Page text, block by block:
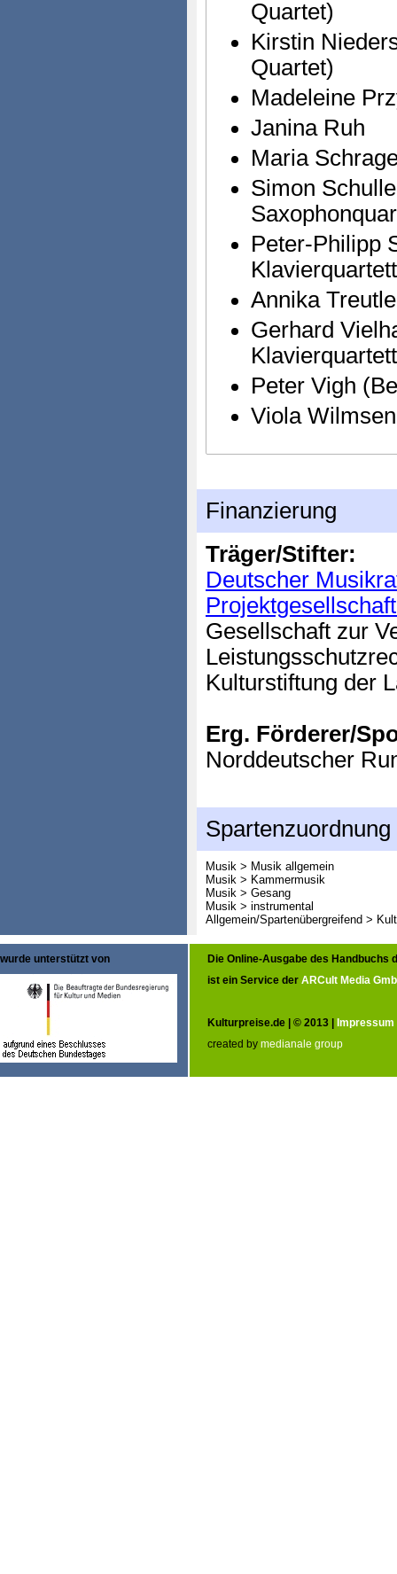
Quartet)
Kirstin
Quartet)
Madeleine
Janina Ruh
Maria
Simon
Peter-Philipp
Annika
Gerhard
Peter Vigh
Viola Wilmsen
Finanzierung
Träger/Stifter:
Deutscher
Gesellschaft zur
Kulturstiftung der
Erg. Förderer/
Norddeutscher
Spartenzuordnung
Musik > Musik allgemein
Musik > Kammermusik
Musik > Gesang
Musik > instrumental
Allgemein/Spartenübergreifend >
wurde unterstützt von
Die Online-Ausgabe des Handbuchs
ist ein Service der ARCult Media
Kulturpreise.de | © 2013 | Impressum
created by medianale group